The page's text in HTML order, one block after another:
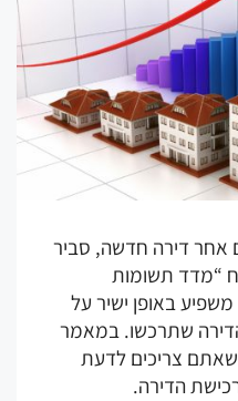
חדשה, סביר
תשומות
ישיר על
במאמר
לדעת